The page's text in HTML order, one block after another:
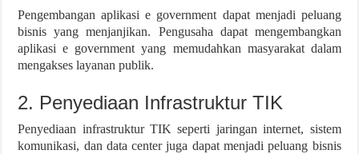
Pengembangan aplikasi e government dapat menjadi peluang
bisnis yang menjanjikan. Pengusaha dapat mengembangkan
aplikasi e government yang memudahkan masyarakat dalam
mengakses layanan publik.
2. Penyediaan Infrastruktur TIK
Penyediaan infrastruktur TIK seperti jaringan internet, sistem
komunikasi, dan data center juga dapat menjadi peluang bisnis